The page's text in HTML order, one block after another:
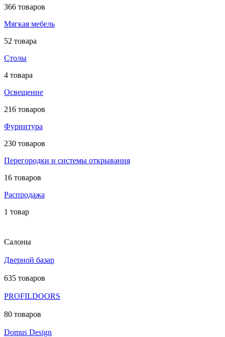
366 товаров
Мягкая мебель
52 товара
Столы
4 товара
Освещение
216 товаров
Фурнитура
230 товаров
Перегородки и системы открывания
16 товаров
Распродажа
1 товар
Салоны
Дверной базар
635 товаров
PROFILDOORS
80 товаров
Domus Design